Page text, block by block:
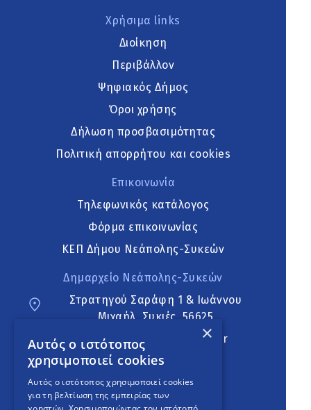
Χρήσιμα links
Διοίκηση
Περιβάλλον
Ψηφιακός Δήμος
Όροι χρήσης
Δήλωση προσβασιμότητας
Πολιτική απορρήτου και cookies
Επικοινωνία
Τηλεφωνικός κατάλογος
Φόρμα επικοινωνίας
ΚΕΠ Δήμου Νεάπολης-Συκεών
Δημαρχείο Νεάπολης-Συκεών
Στρατηγού Σαράφη 1 & Ιωάννου
Μιχαήλ, Συκιές, 56625
neapoli.sykies@ddt.gov.gr
Ακολουθήστε
×
Αυτός ο ιστότοπος
χρησιμοποιεί cookies
Αυτός ο ιστότοπος χρησιμοποιεί cookies
για τη βελτίωση της εμπειρίας των